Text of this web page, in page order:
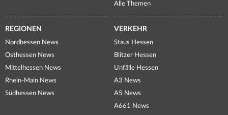
Alle Themen
REGIONEN
Nordhessen News
Osthessen News
Mittelhessen News
Rhein-Main News
Südhessen News
VERKEHR
Staus Hessen
Blitzer Hessen
Unfälle Hessen
A3 News
A5 News
A661 News